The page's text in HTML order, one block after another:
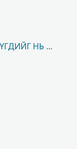
НЬ ҮЗЭХ